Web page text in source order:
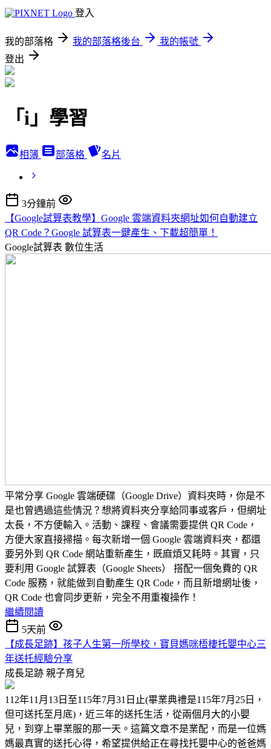
登入
我的部落格 我的部落格後台
我的帳號
登出
「i」學習
相簿 部落格 名片
3分鐘前
【Google試算表教學】Google 雲端資料夾網址如何自動建立
QR Code？Google 試算表一鍵產生、下載超簡單！
Google試算表 數位生活
平常分享 Google 雲端硬碟（Google Drive）資料夾時，你是不
是也曾遇過這些情況？想將資料夾分享給同事或客戶，但網址
太長，不方便輸入。活動、課程、會議需要提供 QR Code，
方便大家直接掃描。每次新增一個 Google 雲端資料夾，都還
要另外到 QR Code 網站重新產生，既麻煩又耗時。其實，只
要利用 Google 試算表（Google Sheets） 搭配一個免費的 QR
Code 服務，就能做到自動產生 QR Code，而且新增網址後，
QR Code 也會同步更新，完全不用重複操作！
繼續閱讀
5天前
【成長足跡】孩子人生第一所學校，寶貝媽咪梧棲托嬰中心三
年送托經驗分享
成長足跡 親子育兒
112年11月13日至115年7月31日止(畢業典禮是115年7月25日，
但可送托至月底)，近三年的送托生活，從兩個月大的小嬰
兒，到穿上畢業服的那一天。這篇文章不是業配，而是一位媽
媽最真實的送托心得，希望提供給正在尋找托嬰中心的爸爸媽